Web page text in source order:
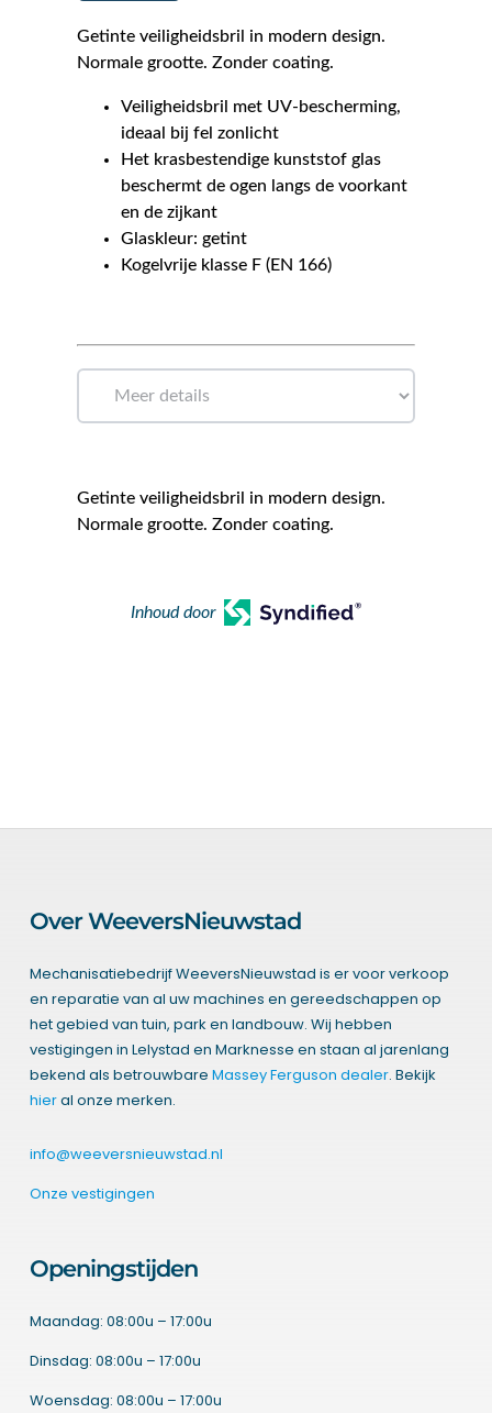
Getinte veiligheidsbril in modern design.
Normale grootte. Zonder coating.
Veiligheidsbril met UV-bescherming,
ideaal bij fel zonlicht
Het krasbestendige kunststof glas
beschermt de ogen langs de voorkant
en de zijkant
Glaskleur: getint
Kogelvrije klasse F (EN 166)
Getinte veiligheidsbril in modern design.
Normale grootte. Zonder coating.
Inhoud door
Over WeeversNieuwstad
Mechanisatiebedrijf WeeversNieuwstad is er voor verkoop
en reparatie van al uw machines en gereedschappen op
het gebied van tuin, park en landbouw. Wij hebben
vestigingen in Lelystad en Marknesse en staan al jarenlang
bekend als betrouwbare Massey Ferguson dealer. Bekijk
hieral onze merken.
info@weeversnieuwstad.nl
Onze vestigingen
Openingstijden
Maandag: 08:00u – 17:00u
Dinsdag: 08:00u – 17:00u
Woensdag: 08:00u – 17:00u